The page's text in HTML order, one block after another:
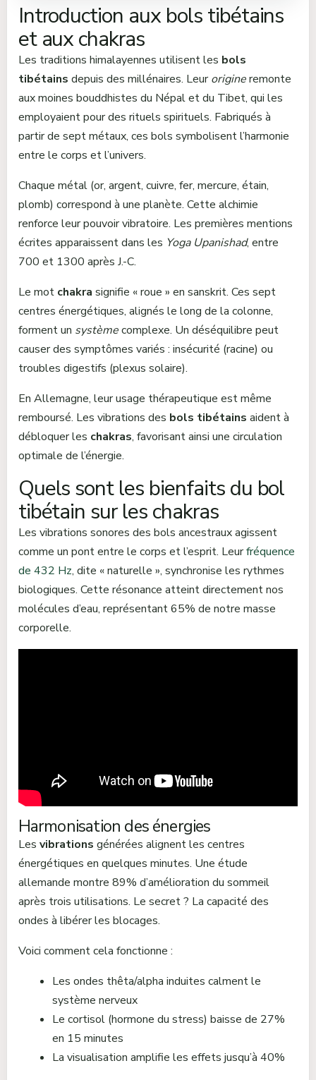
Introduction aux bols tibétains
et aux chakras
Les traditions himalayennes utilisent les bols
tibétains depuis des millénaires. Leurorigineremonte
aux moines bouddhistes du Népal et du Tibet, qui les
employaient pour des rituels spirituels. Fabriqués à
partir de sept métaux, ces bols symbolisent l’harmonie
entre le corps et l’univers.
Chaque métal (or, argent, cuivre, fer, mercure, étain,
plomb) correspond à une planète. Cette alchimie
renforce leur pouvoir vibratoire. Les premières mentions
écrites apparaissent dans les Yoga Upanishad, entre
700 et 1300 après J.-C.
Le mot chakra signifie « roue » en sanskrit. Ces sept
centres énergétiques, alignés le long de la colonne,
forment un systèmecomplexe. Un déséquilibre peut
causer des symptômes variés : insécurité (racine) ou
troubles digestifs (plexus solaire).
En Allemagne, leur usage thérapeutique est même
remboursé. Les vibrations des bols tibétains aident à
débloquer les chakras, favorisant ainsi une circulation
optimale de l’énergie.
Quels sont les bienfaits du bol
tibétain sur les chakras
Les vibrations sonores des bols ancestraux agissent
comme un pont entre le corps et l’esprit. Leurfréquence
de 432 Hz, dite « naturelle », synchronise les rythmes
biologiques. Cette résonance atteint directement nos
molécules d’eau, représentant 65% de notre masse
corporelle.
Harmonisation des énergies
Les vibrations générées alignent les centres
énergétiques en quelques minutes. Une étude
allemande montre 89% d’amélioration du sommeil
après trois utilisations. Le secret ? La capacité des
ondes à libérer les blocages.
Voici comment cela fonctionne :
Les ondes thêta/alpha induites calment le
système nerveux
Le cortisol (hormone du stress) baisse de 27%
en 15 minutes
La visualisation amplifie les effets jusqu’à 40%